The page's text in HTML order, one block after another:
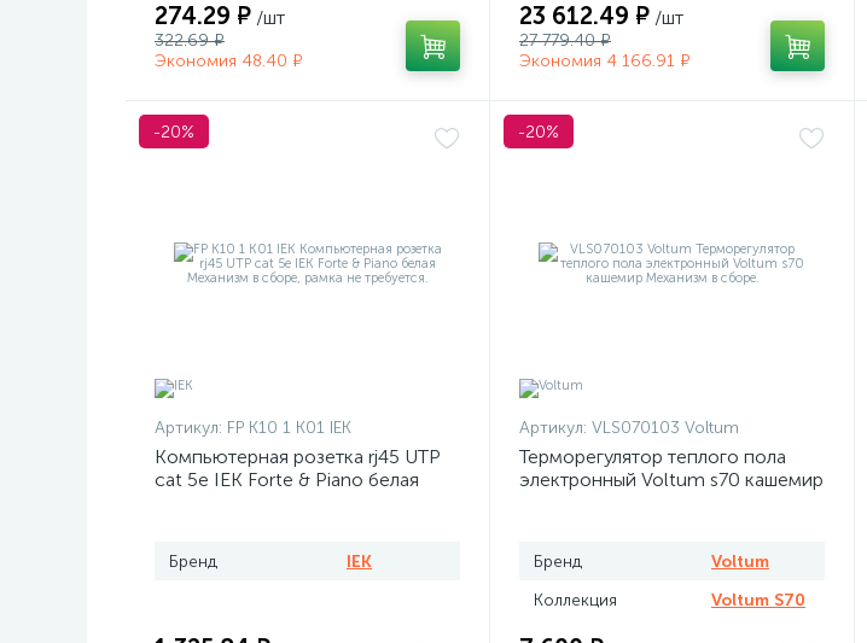
274.29 ₽ /шт
322.69 ₽
Экономия 48.40 ₽
23 612.49 ₽ /шт
27 779.40 ₽
Экономия 4 166.91 ₽
-20%
Артикул: FP K10 1 K01 IEK
Компьютерная розетка rj45 UTP
cat 5e IEK Forte & Piano белая
Бренд IEK
-20%
Артикул: VLS070103 Voltum
Терморегулятор теплого пола
электронный Voltum s70 кашемир
Бренд
Voltum
Коллекция
Voltum S70